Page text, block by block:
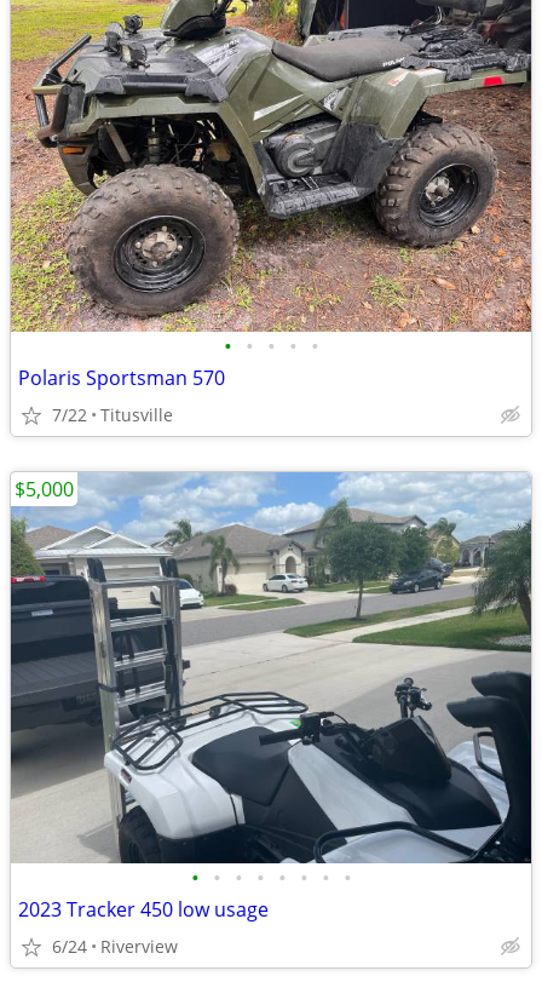
• • • • •
Polaris Sportsman 570
7/22 Titusville
• • • • • • • •
2023 Tracker 450 low usage
6/24 Riverview
$5,000